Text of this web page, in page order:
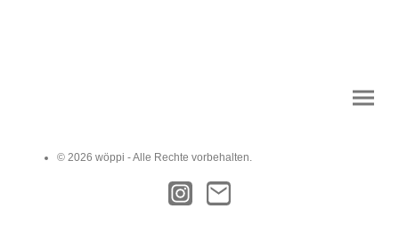
© 2026 wöppi - Alle Rechte vorbehalten.